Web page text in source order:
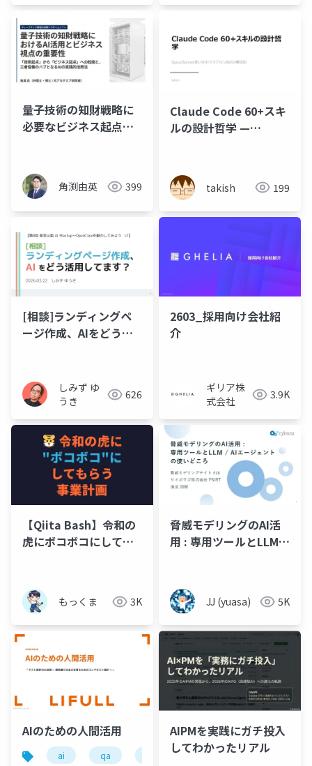
量子技術の知財戦略に
必要なビジネス起点と
角渕由英 399
Claude Code 60+スキ
ルの設計哲学 —
実践知
takish 199
[相談]ランディングペ
ージ作成、AIをどう活
しみず ゆ
うき
626
2603_採用向け会社紹
介
ギリア株
式会社
3.9K
【Qiita Bash】令和の
虎にボコボコにしても
もっくま 3K
脅威モデリングのAI活
用 : 専用ツールとLLM /
JJ (yuasa) 5K
AIのための人間活用
ai qa ソフトウェアテスト lifull
AIPMを実践にガチ投入
してわかったリアル